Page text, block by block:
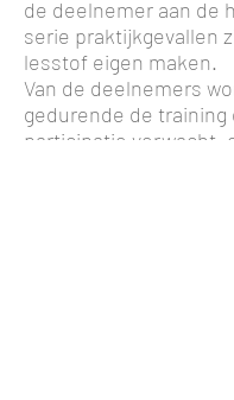
de deelnemer aan de
serie praktijkgevallen
lesstof eigen maken.
Van de deelnemers
gedurende de training
participatie verwacht,